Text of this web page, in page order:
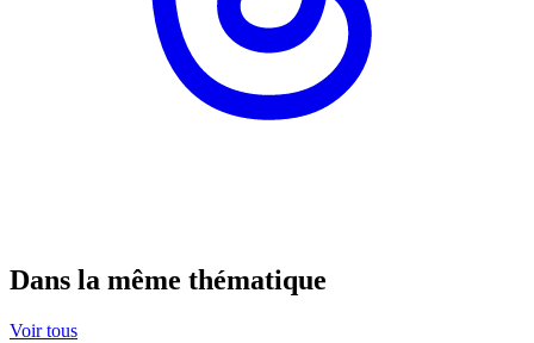
Dans la même thématique
Voir tous